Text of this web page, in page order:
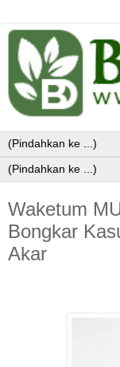
Waketum
Bongkar
Akar